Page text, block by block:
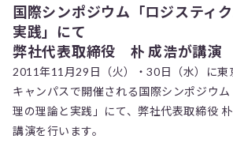
国際シンポジウム「ロジスティ
実践」にて
弊社代表取締役 朴 成浩が講演
2011年11月29日（火）・30日（水）に東
キャンパスで開催される国際シンポジウ
理の理論と実践」にて、弊社代表取締役
講演を行います。